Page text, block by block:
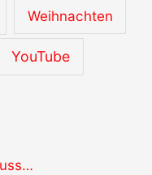
Weihnachten
YouTube